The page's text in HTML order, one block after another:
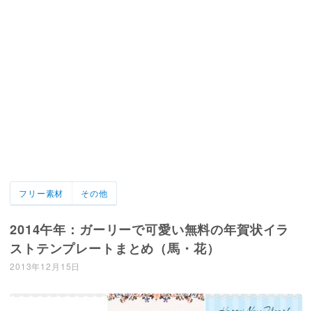
フリー素材 その他
2014午年：ガーリーで可愛い無料の年賀状イラ
ストテンプレートまとめ（馬・花）
2013年12月15日